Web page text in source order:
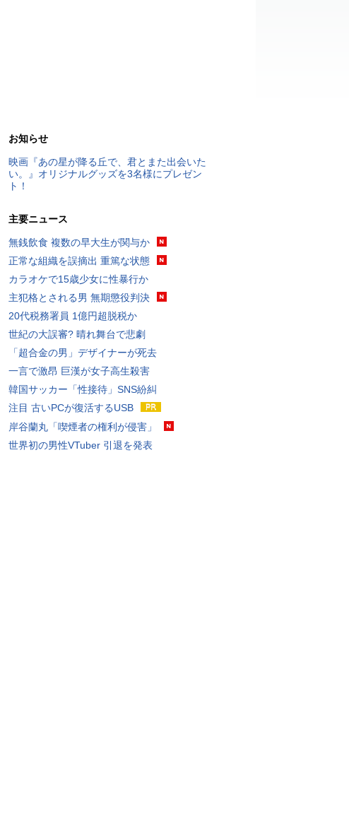
お知らせ
映画『あの星が降る丘で、君とまた出会いた
い。』オリジナルグッズを3名様にプレゼン
ト！
主要ニュース
無銭飲食 複数の早大生が関与か
正常な組織を誤摘出 重篤な状態
カラオケで15歳少女に性暴行か
主犯格とされる男 無期懲役判決
20代税務署員 1億円超脱税か
世紀の大誤審? 晴れ舞台で悲劇
「超合金の男」デザイナーが死去
一言で激昂 巨漢が女子高生殺害
韓国サッカー「性接待」SNS紛糾
注目 古いPCが復活するUSB
岸谷蘭丸「喫煙者の権利が侵害」
世界初の男性VTuber 引退を発表